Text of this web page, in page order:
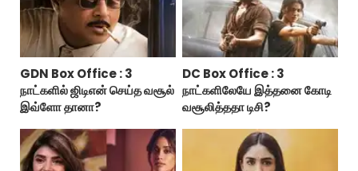
GDN Box Office : 3
நாட்களில் ஜிடிஎன் செய்த வசூல்
இவ்ளோ தானா?
DC Box Office : 3
நாட்களிலேயே இத்தனை கோடி
வசூலித்ததா டிசி?